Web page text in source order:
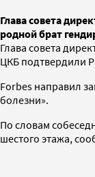
Глава совета
родной брат
Глава совета
ЦКБ подтвердили
Forbes направил
болезни».
По словам
шестого этажа,